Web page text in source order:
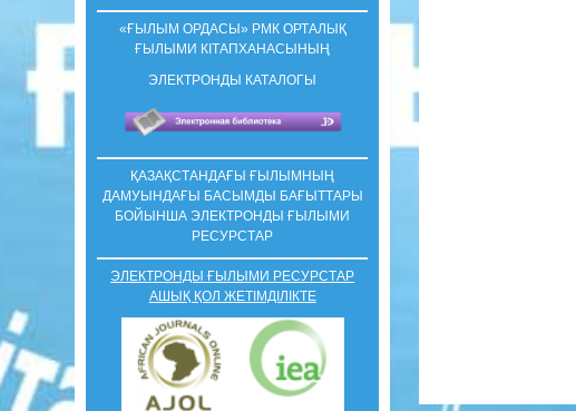
«ҒЫЛЫМ ОРДАСЫ» РМК ОРТАЛЫҚ
ҒЫЛЫМИ КIТАПХАНАСЫНЫҢ
ЭЛЕКТРОНДЫ КАТАЛОГЫ
ҚАЗАҚСТАНДАҒЫ ҒЫЛЫМНЫҢ
ДАМУЫНДАҒЫ БАСЫМДЫ БАҒЫТТАРЫ
БОЙЫНША ЭЛЕКТРОНДЫ ҒЫЛЫМИ
РЕСУРСТАР
ЭЛЕКТРОНДЫ ҒЫЛЫМИ РЕСУРСТАР
АШЫҚ ҚОЛ ЖЕТІМДІЛІКТЕ